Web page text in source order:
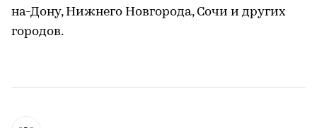
на-Дону, Нижнего Новгорода, Сочи и других
городов.